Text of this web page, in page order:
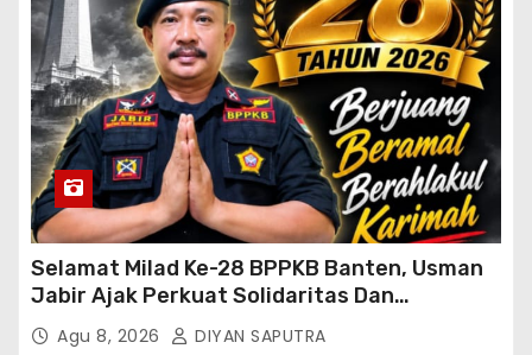
Selamat Milad Ke-28 BPPKB Banten, Usman
Jabir Ajak Perkuat Solidaritas Dan
Kebersamaan
Agu 8, 2026 DIYAN SAPUTRA